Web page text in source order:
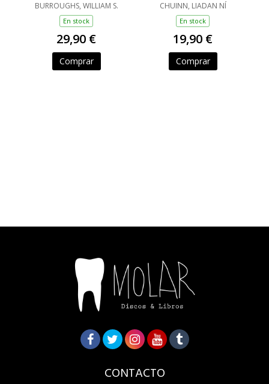
BURROUGHS, WILLIAM S.
En stock
29,90 €
Comprar
CHUINN, LIADAN NÍ
En stock
19,90 €
Comprar
CONTACTO